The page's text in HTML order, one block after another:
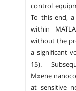
control
To this end,
within
without the
a significant
15).
Mxene
at sensitive